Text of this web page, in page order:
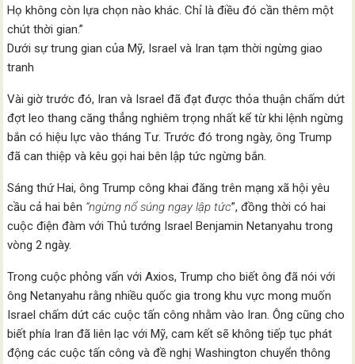
Họ không còn lựa chọn nào khác. Chỉ là điều đó cần thêm một
chút thời gian.”
Dưới sự trung gian của Mỹ, Israel và Iran tạm thời ngừng giao
tranh
Vài giờ trước đó, Iran và Israel đã đạt được thỏa thuận chấm dứt
đợt leo thang căng thẳng nghiêm trọng nhất kể từ khi lệnh ngừng
bắn có hiệu lực vào tháng Tư. Trước đó trong ngày, ông Trump
đã can thiệp và kêu gọi hai bên lập tức ngừng bắn.
Sáng thứ Hai, ông Trump công khai đăng trên mạng xã hội yêu
cầu cả hai bên “ngừng nổ súng ngay lập tức”, đồng thời có hai
cuộc điện đàm với Thủ tướng Israel Benjamin Netanyahu trong
vòng 2 ngày.
Trong cuộc phỏng vấn với Axios, Trump cho biết ông đã nói với
ông Netanyahu rằng nhiều quốc gia trong khu vực mong muốn
Israel chấm dứt các cuộc tấn công nhằm vào Iran. Ông cũng cho
biết phía Iran đã liên lạc với Mỹ, cam kết sẽ không tiếp tục phát
động các cuộc tấn công và đề nghị Washington chuyển thông